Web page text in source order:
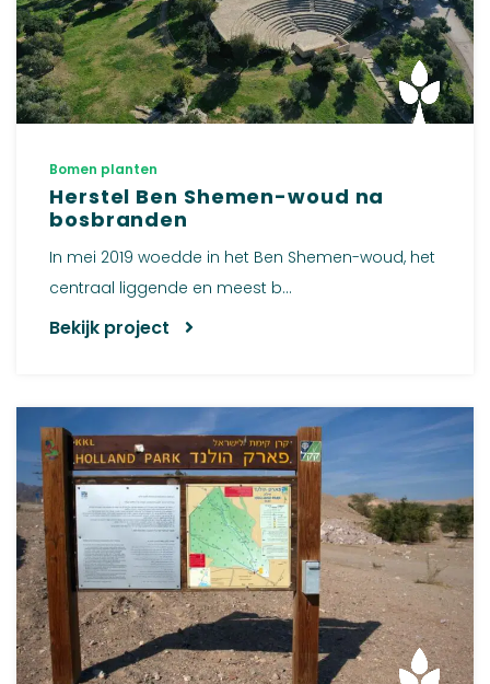
Bomen planten
Herstel Ben Shemen-woud na
bosbranden
In mei 2019 woedde in het Ben Shemen-woud, het
centraal liggende en meest b...
Bekijk project